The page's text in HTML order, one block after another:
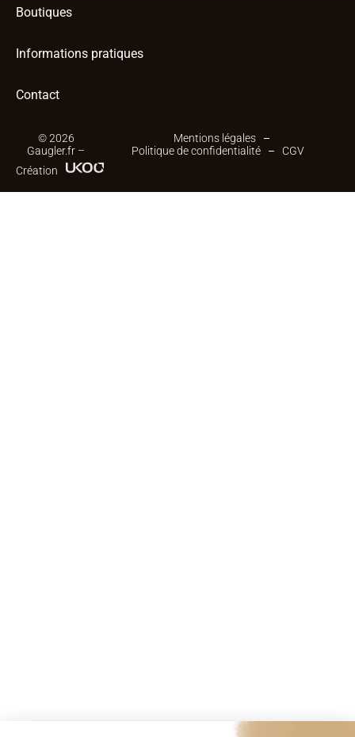
Boutiques
Informations pratiques
Contact
© 2026
Gaugler.fr –
Mentions légales
Politique de confidentialité
CGV
Création